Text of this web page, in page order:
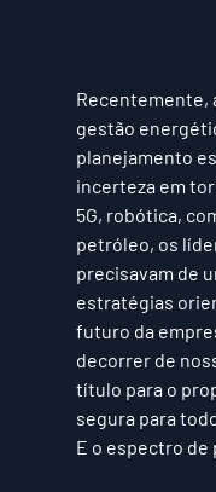
Recentemente,
gestão
planejamento
incerteza em
5G, robótica,
petróleo, os
precisavam de
estratégias
futuro da
decorrer de
título para o
segura para
E o espectro de